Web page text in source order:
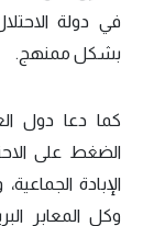
في دولة
بشكل ممنهج.
كما دعا دول
الضغط على
الإبادة
وكل المعابر